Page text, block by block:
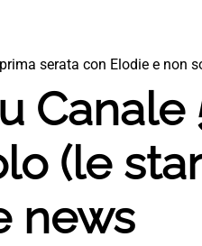
serata con Elodie e
(le
news